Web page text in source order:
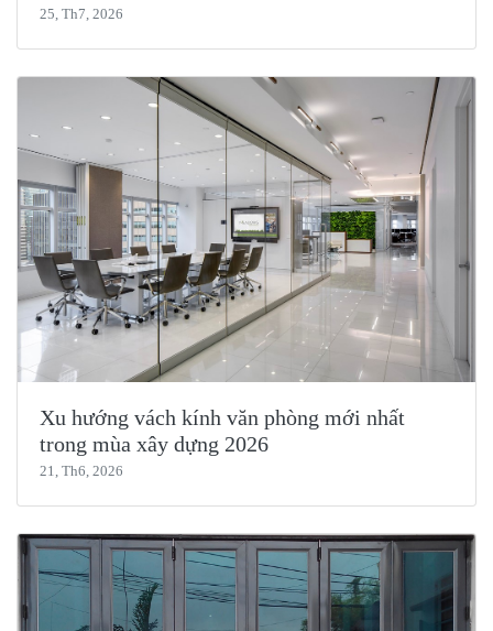
25, Th7, 2026
Xu hướng vách kính văn phòng mới nhất
trong mùa xây dựng 2026
21, Th6, 2026